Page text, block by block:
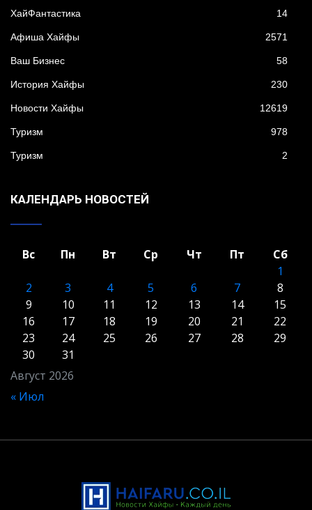
XайФантастика 14
Афиша Хайфы 2571
Ваш Бизнес 58
История Хайфы 230
Новости Хайфы 12619
Туризм 978
Туризм 2
КАЛЕНДАРЬ НОВОСТЕЙ
Август 2026
Вс Пн Вт Ср Чт Пт
Сб
1
2
3 4 5 6 7
8
9
10 11 12 13 14
15
16
17 18 19 20 21
22
23
24 25 26 27 28
29
30
31
« Июл